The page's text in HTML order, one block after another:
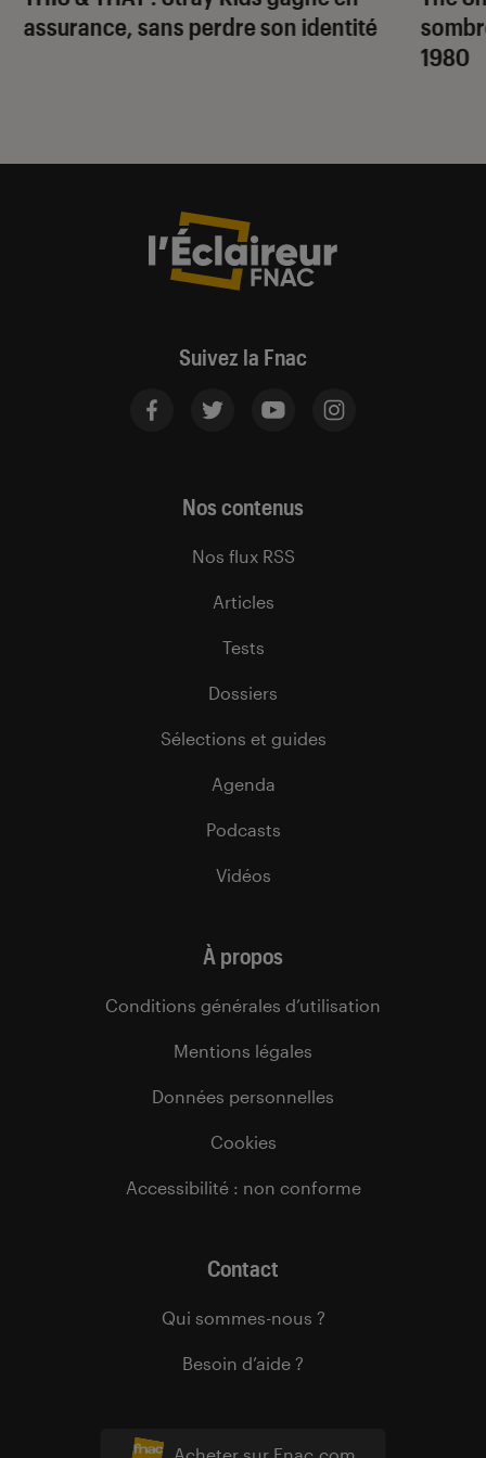
assurance, sans perdre son identité
1980
Suivez la Fnac
Nos contenus
Nos flux RSS
Articles
Tests
Dossiers
Sélections et guides
Agenda
Podcasts
Vidéos
À propos
Conditions générales d’utilisation
Mentions légales
Données personnelles
Cookies
Accessibilité : non conforme
Contact
Qui sommes-nous ?
Besoin d’aide ?